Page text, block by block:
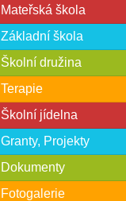
Mateřská škola
Základní škola
Školní družina
Terapie
Školní jídelna
Granty, Projekty
Dokumenty
Fotogalerie